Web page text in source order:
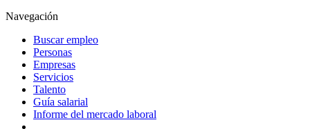
Navegación
Buscar empleo
Personas
Empresas
Servicios
Talento
Guía salarial
Informe del mercado laboral